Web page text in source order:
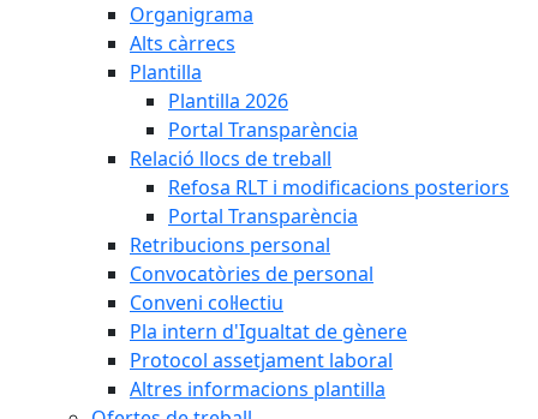
Organigrama
Alts càrrecs
Plantilla
Plantilla 2026
Portal Transparència
Relació llocs de treball
Refosa RLT i modificacions posteriors
Portal Transparència
Retribucions personal
Convocatòries de personal
Conveni col·lectiu
Pla intern d'Igualtat de gènere
Protocol assetjament laboral
Altres informacions plantilla